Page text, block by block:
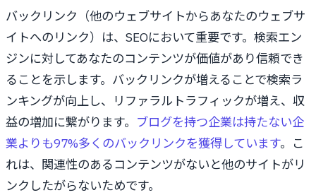
バックリンク（他のウェブサイトからあなたのウェブサ
イトへのリンク）は、SEOにおいて重要です。検索エン
ジンに対してあなたのコンテンツが価値があり信頼でき
ることを示します。バックリンクが増えることで検索ラ
ンキングが向上し、リファラルトラフィックが増え、収
益の増加に繋がります。 ブログを持つ企業は持たない企
業よりも97%多くのバックリンクを獲得しています。こ
れは、関連性のあるコンテンツがないと他のサイトがリ
ンクしたがらないためです。